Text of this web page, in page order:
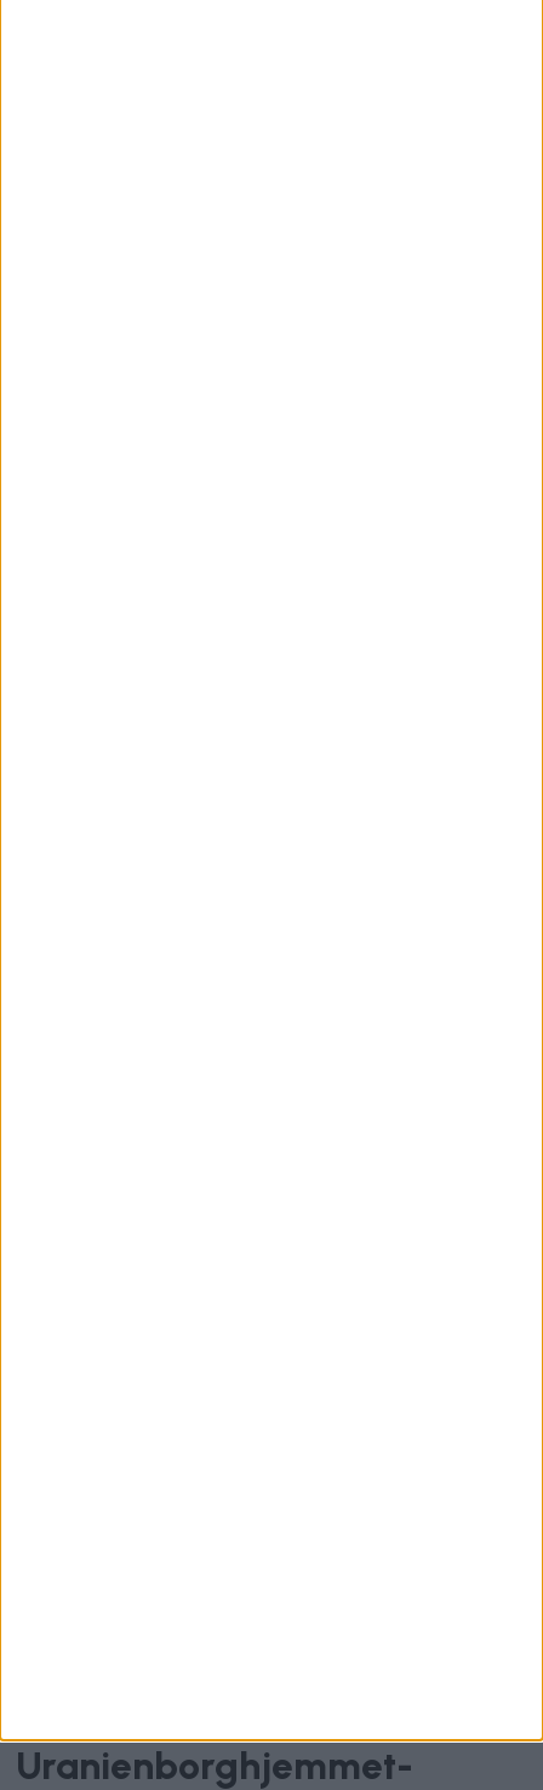
Uranienborghjemmet-